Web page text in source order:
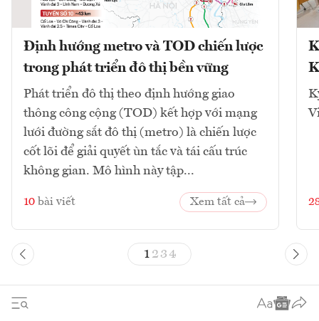
Định hướng metro và TOD chiến lược
trong phát triển đô thị bền vững
Phát triển đô thị theo định hướng giao
thông công cộng (TOD) kết hợp với mạng
lưới đường sắt đô thị (metro) là chiến lược
cốt lõi để giải quyết ùn tắc và tái cấu trúc
không gian. Mô hình này tập...
10 bài viết Xem tất cả
1 23 4